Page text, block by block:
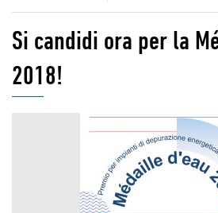
Si candidi ora per la
2018!